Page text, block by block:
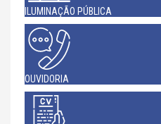
ILUMINAÇÃO PÚBLICA
OUVIDORIA